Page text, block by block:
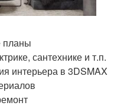
сантехнике и т.п.
интерьера в 3DSMAX